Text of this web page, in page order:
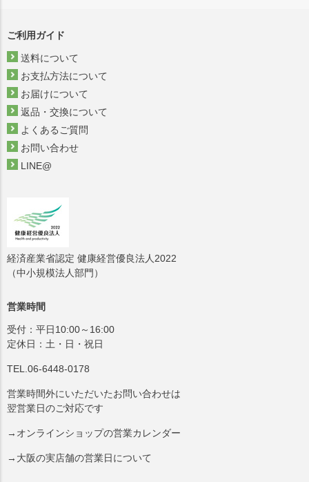
ご利用ガイド
送料について
お支払方法について
お届けについて
返品・交換について
よくあるご質問
お問い合わせ
LINE@
経済産業省認定 健康経営優良法人2022
（中小規模法人部門）
営業時間
受付：平日10:00～16:00
定休日：土・日・祝日
TEL.06-6448-0178
営業時間外にいただいたお問い合わせは
翌営業日のご対応です
→オンラインショップの営業カレンダー
→大阪の実店舗の営業日について